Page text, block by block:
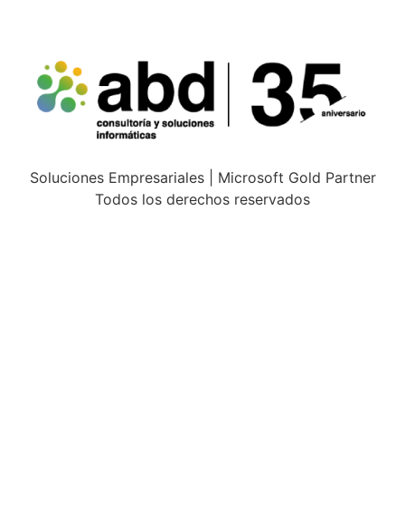
Soluciones Empresariales | Microsoft Gold Partner
Todos los derechos reservados